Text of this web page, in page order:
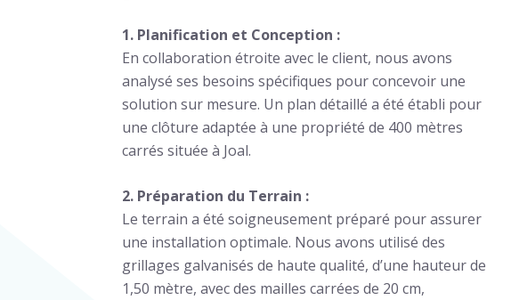
1. Planification et Conception :
En collaboration étroite avec le client, nous avons
analysé ses besoins spécifiques pour concevoir une
solution sur mesure. Un plan détaillé a été établi pour
une clôture adaptée à une propriété de 400 mètres
carrés située à Joal.
2. Préparation du Terrain :
Le terrain a été soigneusement préparé pour assurer
une installation optimale. Nous avons utilisé des
grillages galvanisés de haute qualité, d’une hauteur de
1,50 mètre, avec des mailles carrées de 20 cm,